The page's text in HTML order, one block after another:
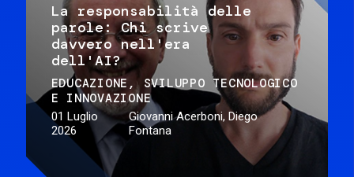
La responsabilità delle
parole: Chi scrive
davvero nell'era
dell'AI?
EDUCAZIONE
SVILUPPO TECNOLOGICO
E INNOVAZIONE
01 Luglio
2026
Giovanni Acerboni, Diego
Fontana